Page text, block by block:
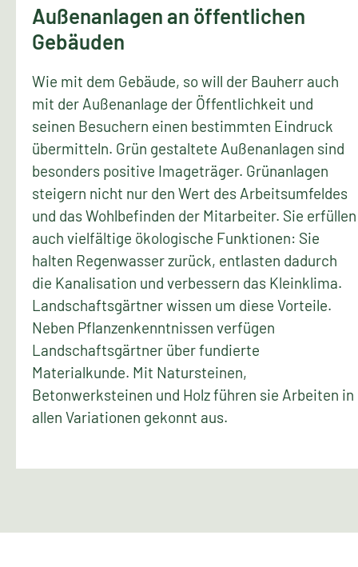
Außenanlagen an öffentlichen
Gebäuden
Wie mit dem Gebäude, so will der Bauherr auch
mit der Außenanlage der Öffentlichkeit und
seinen Besuchern einen bestimmten Eindruck
übermitteln. Grün gestaltete Außenanlagen sind
besonders positive Imageträger. Grünanlagen
steigern nicht nur den Wert des Arbeitsumfeldes
und das Wohlbefinden der Mitarbeiter. Sie erfüllen
auch vielfältige ökologische Funktionen: Sie
halten Regenwasser zurück, entlasten dadurch
die Kanalisation und verbessern das Kleinklima.
Landschaftsgärtner wissen um diese Vorteile.
Neben Pflanzenkenntnissen verfügen
Landschaftsgärtner über fundierte
Materialkunde. Mit Natursteinen,
Betonwerksteinen und Holz führen sie Arbeiten in
allen Variationen gekonnt aus.